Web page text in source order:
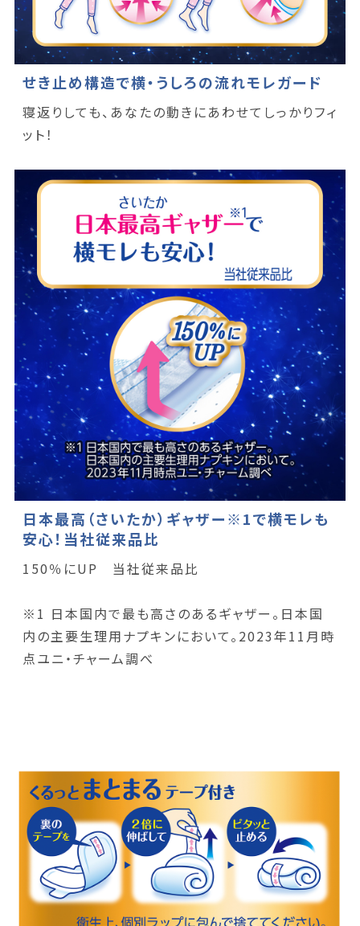
せき止め構造で横・うしろの流れモレガード
寝返りしても、あなたの動きにあわせてしっかりフィ
ット！
日本最高（さいたか）ギャザー※1で横モレも
安心！当社従来品比
150％にUP 当社従来品比
※1 日本国内で最も高さのあるギャザー。日本国
内の主要生理用ナプキンにおいて。2023年11月時
点ユニ・チャーム調べ